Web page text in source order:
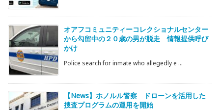
オアフコミュニティーコレクショナルセンター
から勾留中の２０歳の男が脱走 情報提供呼び
かけ
Police search for inmate who allegedly e ...
【News】ホノルル警察 ドローンを活用した
捜査プログラムの運用を開始